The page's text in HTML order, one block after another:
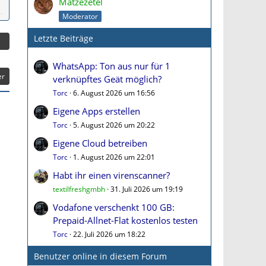
Moderator
Letzte Beiträge
WhatsApp: Ton aus nur für 1
verknüpftes Geät möglich?
Torc 6. August 2026 um 16:56
Eigene Apps erstellen
Torc 5. August 2026 um 20:22
Eigene Cloud betreiben
Torc 1. August 2026 um 22:01
Habt ihr einen virenscanner?
textilfreshgmbh 31. Juli 2026 um 19:19
Vodafone verschenkt 100 GB:
Prepaid-Allnet-Flat kostenlos testen
Torc 22. Juli 2026 um 18:22
Benutzer online in diesem Forum